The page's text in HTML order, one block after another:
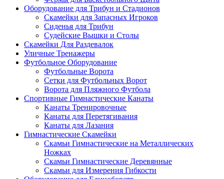
Оборудование для Трибун и Стадионов
Скамейки для Запасных Игроков
Сиденья для Трибун
Судейские Вышки и Столы
Скамейки Для Раздевалок
Уличные Тренажеры
Футбольное Оборудование
Футбольные Ворота
Сетки для Футбольных Ворот
Ворота для Пляжного Футбола
Спортивные Гимнастические Канаты
Канаты Тренировочные
Канаты для Перетягивания
Канаты для Лазания
Гимнастические Скамейки
Скамьи Гимнастические на Металлических
Ножках
Скамьи Гимнастические Деревянные
Скамьи для Измерения Гибкости